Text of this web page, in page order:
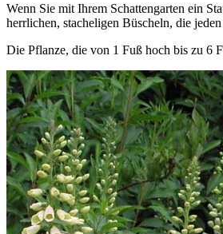
Wenn Sie mit Ihrem Schattengarten ein
herrlichen, stacheligen Büscheln, die
Die Pflanze, die von 1 Fuß hoch bis zu 6